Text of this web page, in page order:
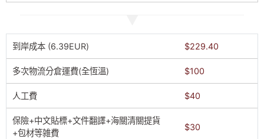
到岸成本 (6.39EUR) $229.40
多次物流分倉運費(全恆溫) $100
人工費 $40
保險+中文貼標+文件翻譯+海關清關提貨
+包材等雑費
$30